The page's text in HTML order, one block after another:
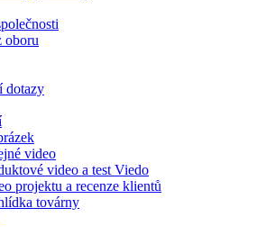
oboru
dotazy
video
video a test Viedo
projektu a recenze klientů
továrny